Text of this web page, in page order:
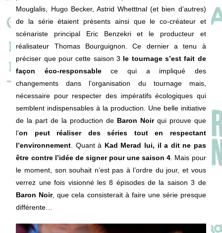
Mouglalis, Hugo Becker, Astrid Whetttnal (et bien d’autres)
de la série étaient présents ainsi que le co-créateur et
scénariste principal Eric Benzekri et le producteur et
réalisateur Thomas Bourguignon. Ce dernier a tenu à
préciser que pour cette saison 3 le tournage s’est fait de
façon éco-responsablece qui a impliqué des
changements dans l’organisation du tournage mais,
nécessaire pour respecter des impératifs écologiques qui
semblent indispensables à la production. Une belle initiative
de la part de la production de Baron Noirqui prouve que
l’on peut réaliser des séries tout en respectant
l’environnement . Quant à Kad Merad lui, il a dit ne pas
être contre l’idée de signer pour une saison 4 . Mais pour
le moment, son souhait n’est pas à l’ordre du jour, et vous
verrez une fois visionné les 8 épisodes de la saison 3 de
Baron Noir, que cela consisterait à faire une série presque
différente…